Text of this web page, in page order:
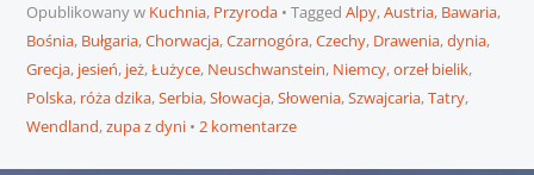
Opublikowany w Kuchnia, Przyroda Tagged Alpy,Austria, Bawaria,
Bośnia, Bułgaria,Chorwacja,Czarnogóra,Czechy, Drawenia,dynia,
Grecja, jesień, jeż,Łużyce, Neuschwanstein, Niemcy,orzeł bielik,
Polska, róża dzika,Serbia,Słowacja,Słowenia,Szwajcaria,Tatry,
Wendland,zupa z dyni 2 komentarze